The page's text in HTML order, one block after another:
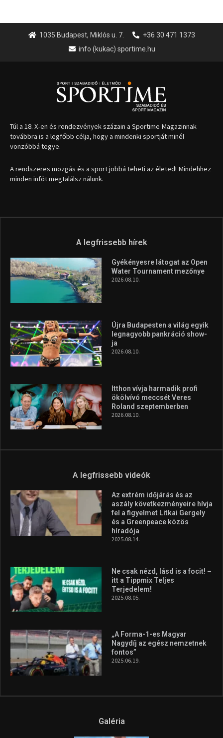
1035 Budapest, Miklós u. 7.
+36 30 471 1373
info (kukac) sportime.hu
Túl a 18. X-en és rendezvények százain a Sportime Magazinnak
továbbra is a legfőbb célja, hogy a mindenki sportját minél
vonzóbbá tegye.
A rendszeres mozgás és a sport jobbá teheti az életed! Mindehhez
minden infót megtalálsz nálunk.
A legfrissebb hírek
Gyékényesre látogat az Open
Water Tournament mezőnye
2026.08.10.
Újra Budapesten a világ egyik
legnagyobb pankráció show-
ja
2026.08.10.
Itthon vívja harmadik profi
ökölvívó meccsét Veres
Roland szeptemberben
2026.08.10.
A legfrissebb videók
Az extrém időjárás és az
aszály következményeire hívja
fel a figyelmet Litkai Gergely
és a Greenpeace közös
híradója
2025.08.14.
Ne csak nézd, lásd is a focit! –
itt a Tippmix Teljes
Terjedelem!
2025.08.05.
„A Forma-1-es Magyar
Nagydíj az egész nemzetnek
fontos”
2025.06.19.
Galéria